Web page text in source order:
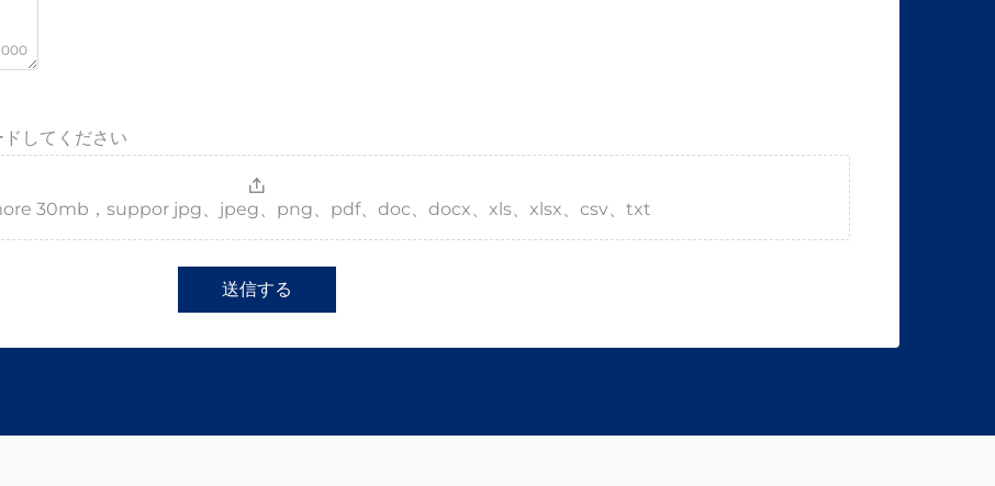
してください
30mb，suppor jpg、jpeg、png、pdf、doc、docx、xls、xlsx、csv、txt
送信する